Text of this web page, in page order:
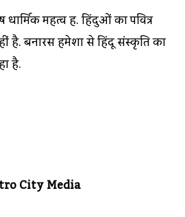
महत्व हैं. हिंदुओं का पवित्र
है. बनारस हमेशा से हिंदू संस्कृति का
है.
City Media